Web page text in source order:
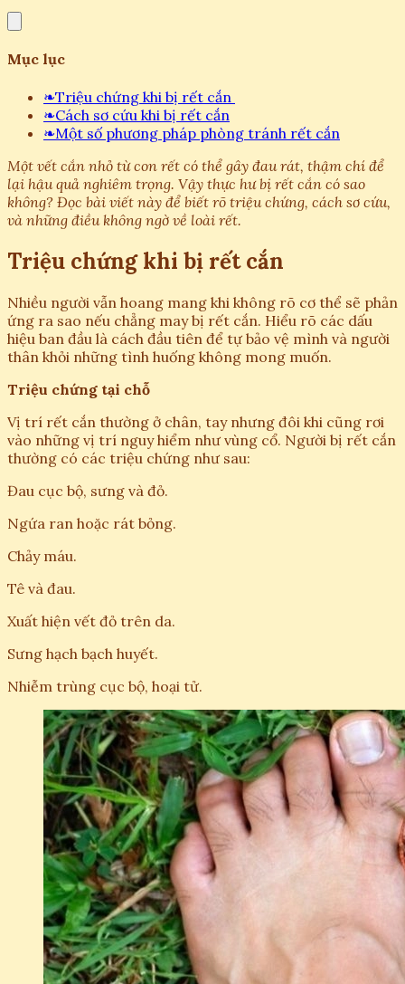
Mục lục
❧Triệu chứng khi bị rết cắn
❧Cách sơ cứu khi bị rết cắn
❧Một số phương pháp phòng tránh rết cắn
Một vết cắn nhỏ từ con rết có thể gây đau rát, thậm chí để
lại hậu quả nghiêm trọng. Vậy thực hư bị rết cắn có sao
không? Đọc bài viết này để biết rõ triệu chứng, cách sơ cứu,
và những điều không ngờ về loài rết.
Triệu chứng khi bị rết cắn
Nhiều người vẫn hoang mang khi không rõ cơ thể sẽ phản
ứng ra sao nếu chẳng may bị rết cắn. Hiểu rõ các dấu
hiệu ban đầu là cách đầu tiên để tự bảo vệ mình và người
thân khỏi những tình huống không mong muốn.
Triệu chứng tại chỗ
Vị trí rết cắn thường ở chân, tay nhưng đôi khi cũng rơi
vào những vị trí nguy hiểm như vùng cổ. Người bị rết cắn
thường có các triệu chứng như sau:
Đau cục bộ, sưng và đỏ.
Ngứa ran hoặc rát bỏng.
Chảy máu.
Tê và đau.
Xuất hiện vết đỏ trên da.
Sưng hạch bạch huyết.
Nhiễm trùng cục bộ, hoại tử.